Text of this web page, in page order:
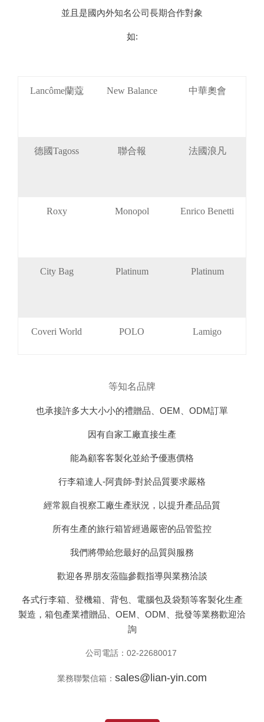
並且是國內外知名公司長期合作對象
如:
Lancôme蘭蔻 New Balance 中華奧會
德國Tagoss 聯合報 法國浪凡
Roxy Monopol Enrico Benetti
City Bag Platinum Platinum
Coveri World POLO Lamigo
等知名品牌
也承接許多大大小小的禮贈品、OEM、ODM訂單
因有自家工廠直接生產
能為顧客客製化並給予優惠價格
行李箱達人-阿貴師-對於品質要求嚴格
經常親自視察工廠生產狀況，以提升產品品質
所有生產的旅行箱皆經過嚴密的品管監控
我們將帶給您最好的品質與服務
歡迎各界朋友蒞臨參觀指導與業務洽談
各式行李箱、登機箱、背包、電腦包及袋類等客製化生產
製造，箱包產業禮贈品、OEM、ODM、批發等業務歡迎洽
詢
公司電話： 02-22680017
業務聯繫信箱： sales@lian-yin.com